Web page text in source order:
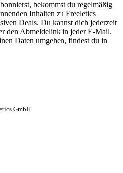
bekommst du regelmäßig
Inhalten zu Freeletics
Deals. Du kannst dich jederzeit
den Abmeldelink in jeder E-Mail.
Daten umgehen, findest du in
GmbH